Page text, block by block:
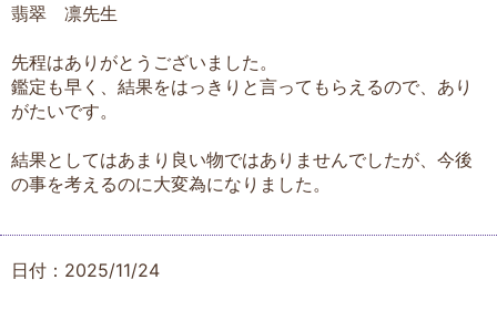
翡翠 凛先生
先程はありがとうございました。
鑑定も早く、結果をはっきりと言ってもらえるので、あり
がたいです。
結果としてはあまり良い物ではありませんでしたが、今後
の事を考えるのに大変為になりました。
日付：2025/11/24